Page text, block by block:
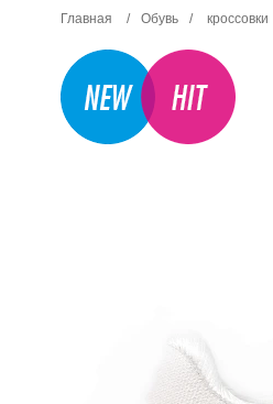
Главная / Обувь / кроссовки